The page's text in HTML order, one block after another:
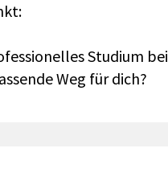
Studium bei
Weg für dich?